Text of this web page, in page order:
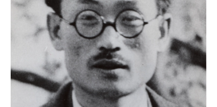
3 이황
4
이이
고향
6
세종
7
꿀벌
8 단종
9 부활절